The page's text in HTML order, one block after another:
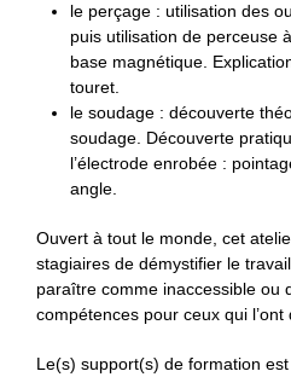
le perçage : utilisation des
puis utilisation de perceuse
base magnétique.
touret.
le soudage : découverte
soudage. Découverte
l’électrode enrobée :
angle.
Ouvert à tout le monde, cet
stagiaires de démystifier le
paraître comme inaccessible ou
compétences pour ceux qui
Le(s) support(s) de formation